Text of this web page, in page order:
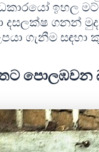
ඉහල
දසලක්ෂ ගනන්
ගැනීම
පොලඹවන